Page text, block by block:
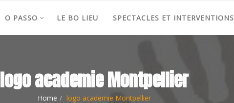
O PASSO LE BO LIEU SPECTACLES ET INTERVENTIONS
logo academie Montpellier
Home logo academie Montpellier